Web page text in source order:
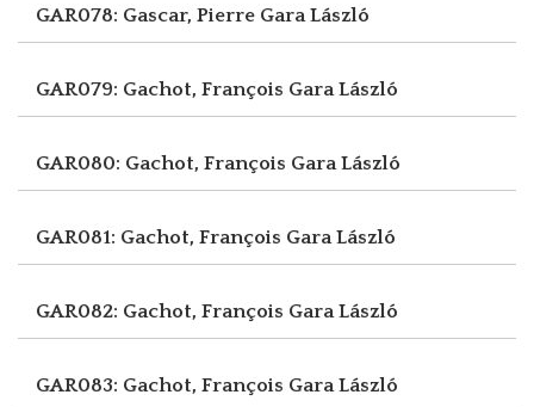
GAR078: Gascar, Pierre Gara László
GAR079: Gachot, François Gara László
GAR080: Gachot, François Gara László
GAR081: Gachot, François Gara László
GAR082: Gachot, François Gara László
GAR083: Gachot, François Gara László